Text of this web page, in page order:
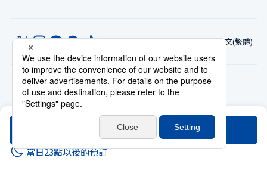
搜尋
當日23點以後的預訂
中文(繁體)
© Toyoko Inn Co., Ltd.
隱私設定隱私保護政策根據特定商業交易法的標示網站政策
帳號使用條款持卡會員條款